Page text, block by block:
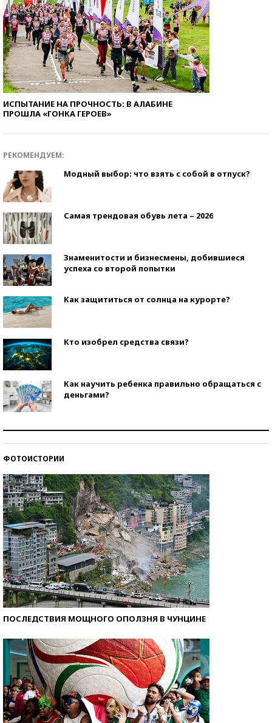
ИСПЫТАНИЕ НА ПРОЧНОСТЬ: В АЛАБИНЕ
ПРОШЛА «ГОНКА ГЕРОЕВ»
РЕКОМЕНДУЕМ:
Модный выбор: что взять с собой в отпуск?
Самая трендовая обувь лета – 2026
Знаменитости и бизнесмены, добившиеся
успеха со второй попытки
Как защититься от солнца на курорте?
Кто изобрел средства связи?
Как научить ребенка правильно обращаться с
деньгами?
ФОТОИСТОРИИ
ПОСЛЕДСТВИЯ МОЩНОГО ОПОЛЗНЯ В ЧУНЦИНЕ